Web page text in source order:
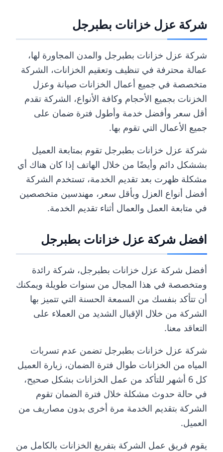
شركة عزل خزانات بطبرجل
شركة عزل خزانات بطبرجل والمدن المجاورة لها،
عمالة محترفة في تنظيف وتعقيم الخزانات، الشركة
متخصصة في جميع أعمال الخزانات صيانة وعزل
الخزنات بجميع الأحجام وكافة الأنواع، الشركة تقدم
أقل سعر وأفضل خدمة وأطول فترة ضمان على
جميع الأعمال التي تقوم بها.
شركة عزل خزانات بطبرجل تقوم بمتابعة العميل
بششكل دائم وأيضًا من خلال الهاتف إذا كان هناك أي
مشكلة ظهرت بعد تقديم الخدمة، تستخدم الشركة
أفضل أنواع العزل وبأقل سعر، مهندسين متخصصين
في متابعة العمل والعمال أثناء تقديم الخدمة.
افضل شركة عزل خزانات بطبرجل
أفضل شركة عزل خزانات بطبرجل، شركة رائدة
ومتخصصة في هذا المجال من سنوات طويلة ويمكنك
أن تتأكد بنفسك من السمعة الحسنة التي تتميز بها
الشركة من خلال الإقبال الشديد من العملاء على
التعاقد معنا.
شركة عزل خزانات بطبرجل تضمن عدم تسربات
المياه من الخزانات طوال فترة الضمان، زيارة العميل
كل 6 أشهر للتأكد من عمل الخزانات بشكل صحيح،
في حالة حدوث مشكلة خلال فترة الضمان تقوم
الشركة بتقديم الخدمة مرة أخرى بدون مصاريف من
العميل.
يقوم فريق عمل الشركة بتفريغ الخزانات بالكامل من